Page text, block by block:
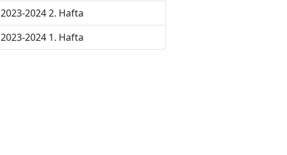
2023-2024 2. Hafta
2023-2024 1. Hafta